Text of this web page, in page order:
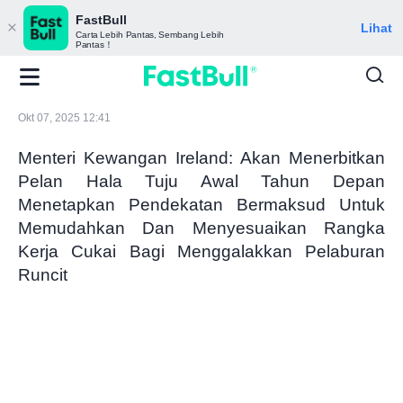
FastBull
Carta Lebih Pantas, Sembang Lebih
Pantas！
Lihat
Okt 07, 2025 12:41
Menteri Kewangan Ireland: Akan Menerbitkan
Pelan Hala Tuju Awal Tahun Depan
Menetapkan Pendekatan Bermaksud Untuk
Memudahkan Dan Menyesuaikan Rangka
Kerja Cukai Bagi Menggalakkan Pelaburan
Runcit